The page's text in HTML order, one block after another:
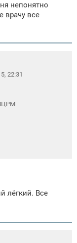
непонятно
врачу все
22:31
лёгкий. Все